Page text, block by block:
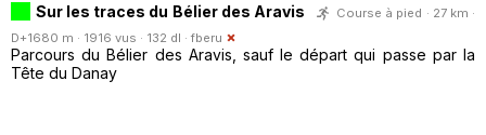
Sur les traces du Bélier des Aravis
Course à pied · 27 km ·
D+1680 m · 1916 vus · 132 dl · fberu
Parcours du Bélier des Aravis, sauf le départ qui passe par la
Tête du Danay